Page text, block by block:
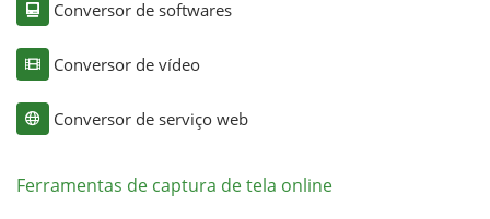
Conversor de softwares
Conversor de vídeo
Conversor de serviço web
Ferramentas de captura de tela online